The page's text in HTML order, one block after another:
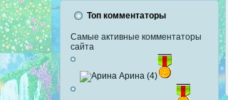
Топ комментаторы
Самые активные комментаторы
сайта
Арина (4)